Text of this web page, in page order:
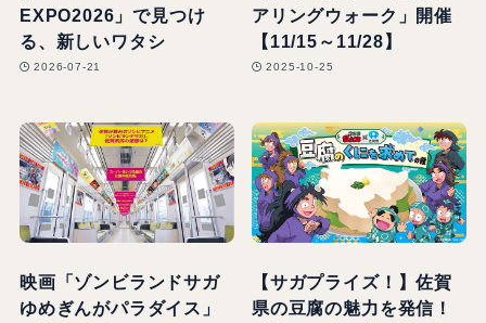
EXPO2026」で見つけ
る、新しいワタシ
2026-07-21
アリングウォーク」開催
【11/15～11/28】
2025-10-25
映画「ゾンビランドサガ
ゆめぎんがパラダイス」
【サガプライズ！】佐賀
県の豆腐の魅力を発信！